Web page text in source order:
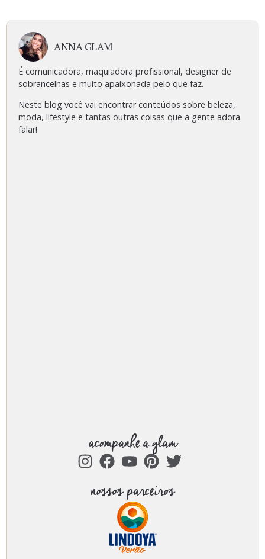
ANNA GLAM
É comunicadora, maquiadora profissional, designer de
sobrancelhas e muito apaixonada pelo que faz.
Neste blog você vai encontrar conteúdos sobre beleza,
moda, lifestyle e tantas outras coisas que a gente adora
falar!
acompanhe a glam
nossos parceiros